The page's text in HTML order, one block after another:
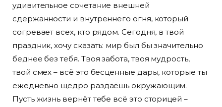
удивительное сочетание внешней
сдержанности и внутреннего огня, который
согревает всех, кто рядом. Сегодня, в твой
праздник, хочу сказать: мир был бы значительно
беднее без тебя. Твоя забота, твоя мудрость,
твой смех – всё это бесценные дары, которые ты
ежедневно щедро раздаёшь окружающим.
Пусть жизнь вернёт тебе всё это сторицей –